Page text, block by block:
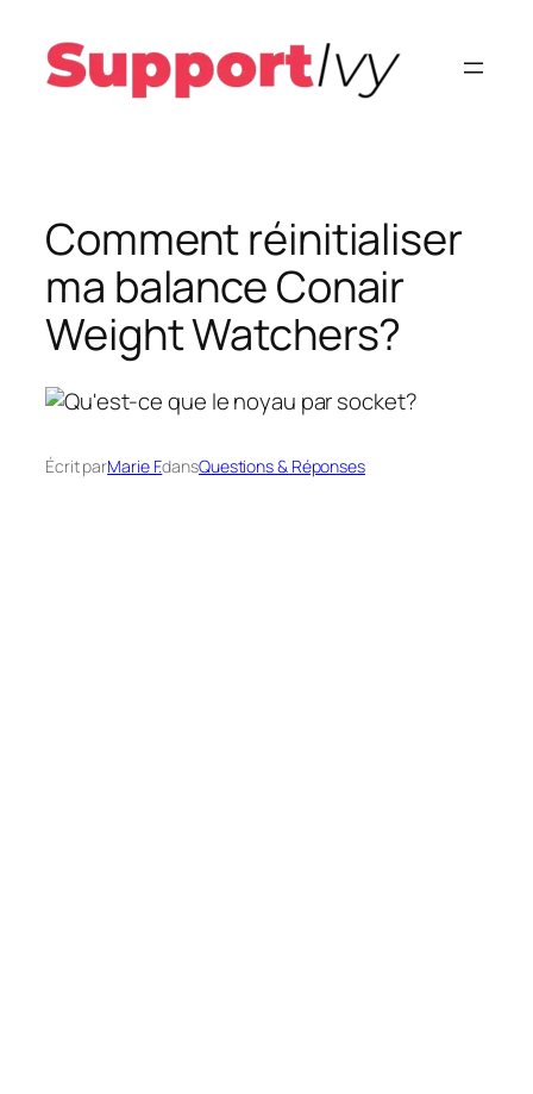
contenu
Comment réinitialiser
ma balance Conair
Weight Watchers?
Écrit parMarie F.dansQuestions & Réponses